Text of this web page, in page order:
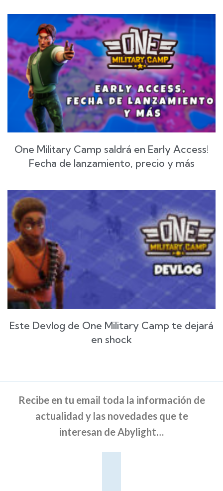
One Military Camp saldrá en Early Access!
Fecha de lanzamiento, precio y más
Este Devlog de One Military Camp te dejará
en shock
Recibe en tu email toda la información de
actualidad y las novedades que te
interesan de Abylight…